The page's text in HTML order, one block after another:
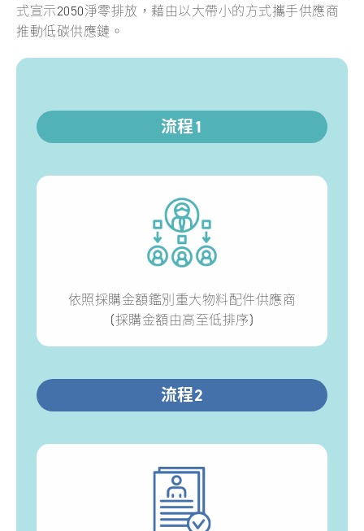
式宣示2050淨零排放，藉由以大帶小的方式攜手供應商
推動低碳供應鏈。
流程1
依照採購金額鑑別重大物料配件供應商
(採購金額由高至低排序)
流程2